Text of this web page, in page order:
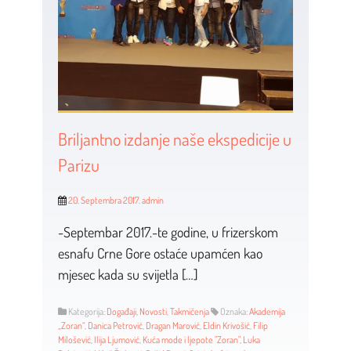
Briljantno izdanje naše ekspedicije u
Parizu
20. Septembra 2017.admin
-Septembar 2017.-te godine, u frizerskom
esnafu Crne Gore ostaće upamćen kao
mjesec kada su svijetla […]
Kategorija: Događaji, Novosti,Takmičenja Oznaka:Akademija
„Zoran“, Danica Petrović, Dragan Marović, Eldin Krivošić, Filip
Milošević, Ilija Ljumović, Kuća mode i ljepote "Zoran", Luka